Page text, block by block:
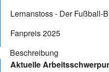
Lernanstoss - Der Fußball-
Fanpreis 2025
Beschreibung
Aktuelle